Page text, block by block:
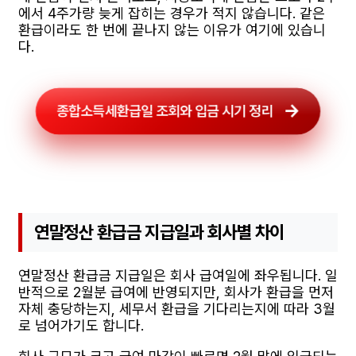
에서 4주가량 늦게 잡히는 경우가 적지 않습니다. 같은
환급이라도 한 번에 끝나지 않는 이유가 여기에 있습니
다.
종합소득세환급일 조회와 입금 시기 정리
연말정산 환급금 지급일과 회사별 차이
연말정산 환급금 지급일은 회사 급여일에 좌우됩니다. 일
반적으로 2월분 급여에 반영되지만, 회사가 환급을 먼저
자체 충당하는지, 세무서 환급을 기다리는지에 따라 3월
로 넘어가기도 합니다.